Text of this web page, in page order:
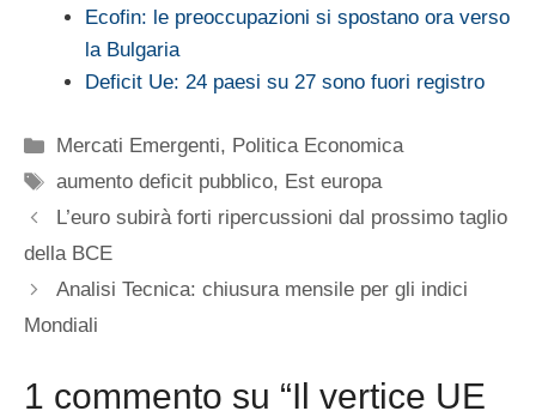
Ecofin: le preoccupazioni si spostano ora verso
la Bulgaria
Deficit Ue: 24 paesi su 27 sono fuori registro
Categorie
Mercati Emergenti, Politica Economica
Tag
aumento deficit pubblico, Est europa
L’euro subirà forti ripercussioni dal prossimo taglio
della BCE
Analisi Tecnica: chiusura mensile per gli indici
Mondiali
1 commento su “Il vertice UE